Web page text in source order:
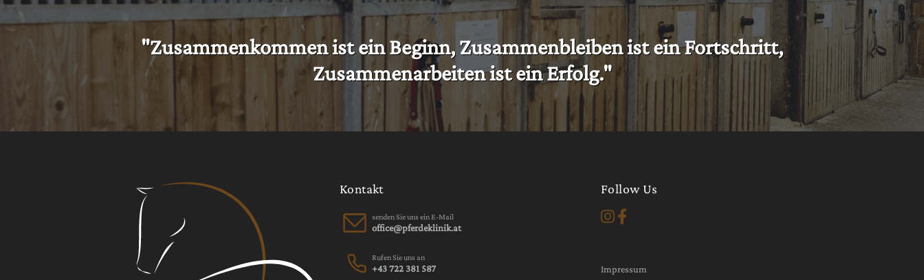
"Zusammenkommen ist ein Beginn, Zusammenbleiben ist ein Fortschritt,
Zusammenarbeiten ist ein Erfolg."
Kontakt
senden Sie uns ein E-Mail
Rufen Sie uns an
+43 722 381 587
Follow Us
Impressum